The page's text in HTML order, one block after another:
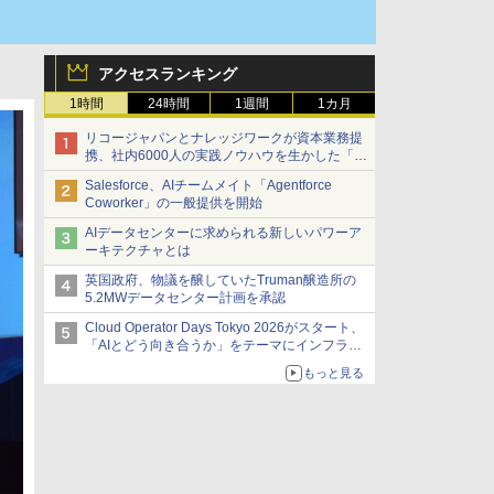
アクセスランキング
1時間 24時間 1週間 1カ月
リコージャパンとナレッジワークが資本業務提
携、社内6000人の実践ノウハウを生かした「AI
商談記録 for RICOH」を展開へ
Salesforce、AIチームメイト「Agentforce
Coworker」の一般提供を開始
AIデータセンターに求められる新しいパワーア
ーキテクチャとは
英国政府、物議を醸していたTruman醸造所の
5.2MWデータセンター計画を承認
Cloud Operator Days Tokyo 2026がスタート、
「AIとどう向き合うか」をテーマにインフラ運
もっと見る